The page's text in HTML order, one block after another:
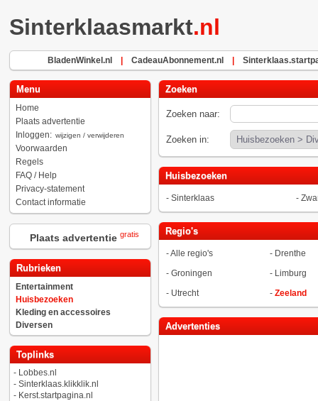
Sinterklaasmarkt.nl
BladenWinkel.nl CadeauAbonnement.nl
Menu
Home
Plaats advertentie
Inloggen: wijzigen / verwijderen
Voorwaarden
Regels
FAQ / Help
Privacy-statement
Contact informatie
Plaats advertentie gratis
Rubrieken
Entertainment
Huisbezoeken
Kleding en accessoires
Diversen
Toplinks
- Lobbes.nl
- Sinterklaas.klikklik.nl
- Kerst.startpagina.nl
Zoeken
Zoeken naar:
Zoeken in:
Huisbezoeken
- Sinterklaas -
Regio's
-Alle regio's - Drenthe
- Groningen - Limburg
- Utrecht - Zeeland
Advertenties